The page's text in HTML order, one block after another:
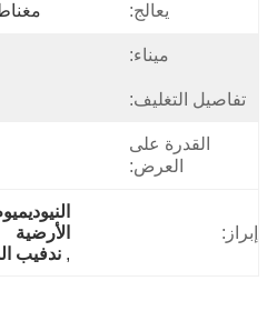
يعالج:
ميناء:
تفاصيل التغليف:
القدرة على
العرض:
إبراز:
الأرضية
, ندفيب